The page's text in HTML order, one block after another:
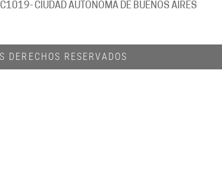
C1019- CIUDAD AUTÓNOMA DE BUENOS AIRES
DERECHOS RESERVADOS